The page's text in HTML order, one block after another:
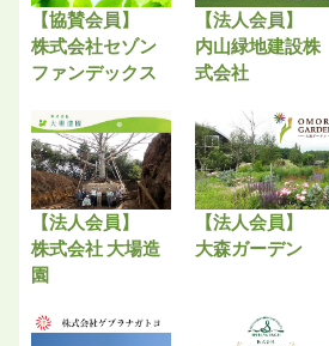
【協賛会員】
株式会社セゾン
ファンデックス
【法人会員】
内山緑地建設株
式会社
【法人会員】
株式会社 大場造
園
【法人会員】
大森ガーデン